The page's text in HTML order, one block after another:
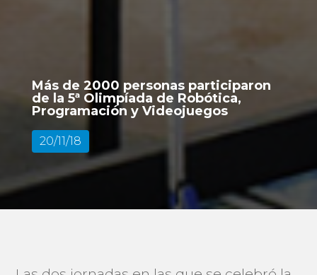
Más de 2000 personas participaron
de la 5ª Olimpíada de Robótica,
Programación y Videojuegos
20/11/18